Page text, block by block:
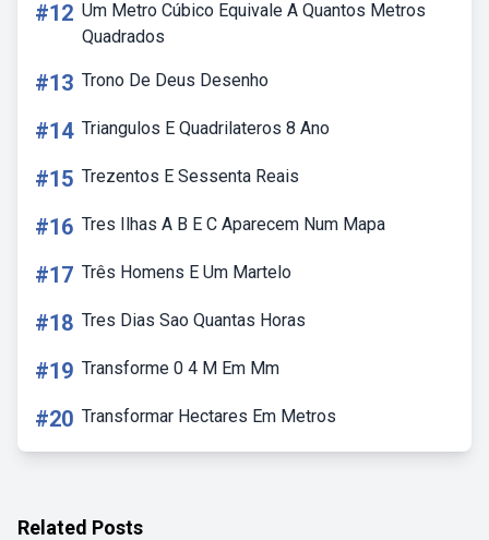
#12 Um Metro Cúbico Equivale A Quantos Metros
Quadrados
#13 Trono De Deus Desenho
#14 Triangulos E Quadrilateros 8 Ano
#15 Trezentos E Sessenta Reais
#16 Tres Ilhas A B E C Aparecem Num Mapa
#17 Três Homens E Um Martelo
#18 Tres Dias Sao Quantas Horas
#19 Transforme 0 4 M Em Mm
#20 Transformar Hectares Em Metros
Related Posts